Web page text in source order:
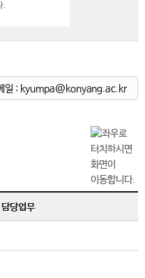
.
일 : kyumpa@konyang.ac.kr
담당업무